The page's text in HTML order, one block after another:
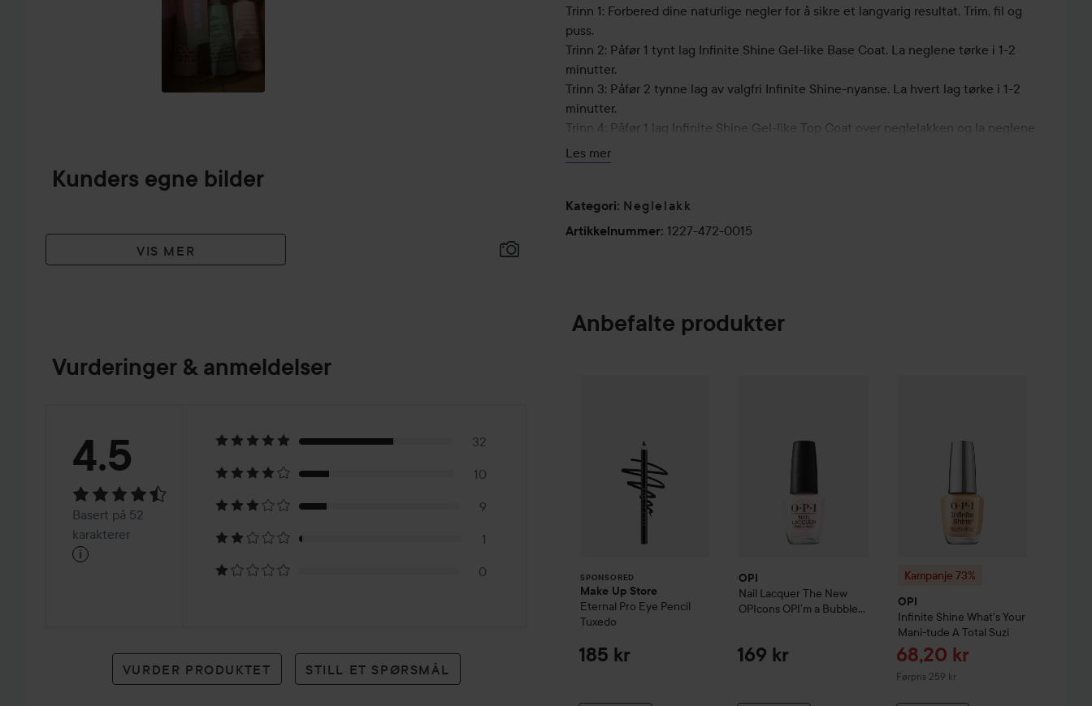
Kunders egne bilder
VIS MER
Vurderinger & anmeldelser
Vurdering:
4.5Basert
på
karakterer
4.5
Basert på 52
karakterer
i
32
10
9
1
0
VURDER PRODUKTET STILL ET SPØRSMÅL
Trinn 1: Forbered dine naturlige negler for å sikre et langvarig resultat. Trim, fil og
puss.
Trinn 2: Påfør 1 tynt lag Infinite Shine Gel-like Base Coat. La neglene tørke i 1-2
minutter.
Trinn 3: Påfør 2 tynne lag av valgfri Infinite Shine-nyanse. La hvert lag tørke i 1-2
minutter.
Trinn 4: Påfør 1 lag Infinite Shine Gel-like Top Coat over neglelakken og la neglene
tørke.
Les mer
Kategori: Neglelakk
Artikkelnummer: 1227-472-0015
Anbefalte produkter
SPONSORED
Make Up Store
Eternal Pro Eye Pencil
Tuxedo
185 kr
OPI
Nail Lacquer The New
OPIcons OPI’m a ​Bubble
169 kr
Kampanje 73%
OPI
Infinite Shine What's Your
Mani-tude A Total Suzi
Tilbudspris
68,20 kr
Førpris 259 kr
Ordinarie pris 259 kr